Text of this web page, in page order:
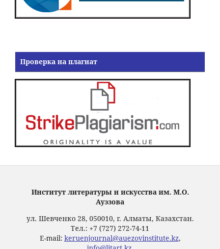
Проверка на плагиат
Институт литературы и искусства им. М.О.
Ауэзова
ул. Шевченко 28, 050010, г. Алматы, Казахстан.
Тел.: +7 (727) 272-74-11
E-mail: keruenjournal@auezovinstitute.kz,